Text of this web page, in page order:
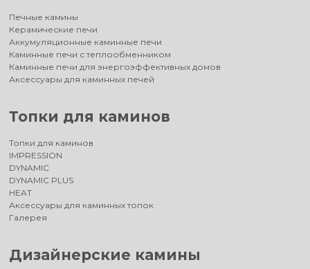
Печные камины
Керамические печи
Аккумуляционные каминные печи
Каминные печи с теплообменником
Каминные печи для энергоэффективных домов
Аксессуары для каминных печей
Топки для каминов
Топки для каминов
IMPRESSION
DYNAMIC
DYNAMIC PLUS
HEAT
Аксессуары для каминных топок
Галерея
Дизайнерские камины